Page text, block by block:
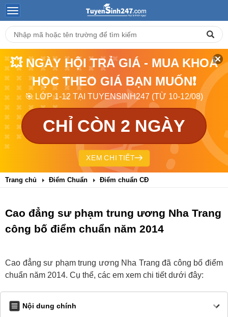
💥 NGÀY HỘI TRẢ GIÁ - MUA KHOÁ
HỌC THEO GIÁ BẠN MUỐN❗
🎯 LỚP 1-12 TẠI TUYENSINH247 (TỪ 10-12/08)
CHỈ CÒN 2 NGÀY
XEM CHI TIẾT
Trang chủ Điểm Chuẩn Điểm chuẩn CĐ
Cao đẳng sư phạm trung ương Nha Trang
công bố điểm chuẩn năm 2014
Cao đẳng sư phạm trung ương Nha Trang đã công bố điểm
chuẩn năm 2014. Cụ thể, các em xem chi tiết dưới đây:
Nội dung chính